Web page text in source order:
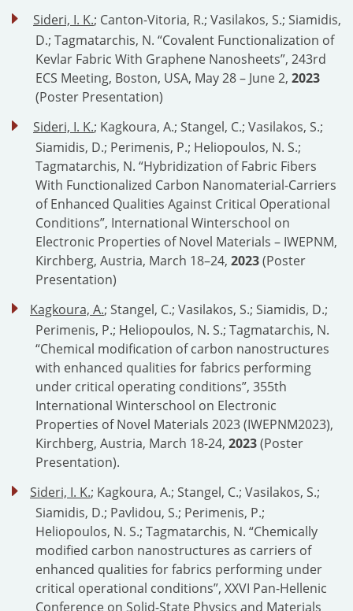
Sideri, I. K.; Canton-Vitoria, R.; Vasilakos, S.; Siamidis,
D.; Tagmatarchis, N. “Covalent Functionalization of
Kevlar Fabric With Graphene Nanosheets”, 243rd
ECS Meeting, Boston, USA, May 28 – June 2, 2023
(Poster Presentation)
Sideri, I. K.; Kagkoura, A.; Stangel, C.; Vasilakos, S.;
Siamidis, D.; Perimenis, P.; Heliopoulos, N. S.;
Tagmatarchis, N. “Hybridization of Fabric Fibers
With Functionalized Carbon Nanomaterial-Carriers
of Enhanced Qualities Against Critical Operational
Conditions”, International Winterschool on
Electronic Properties of Novel Materials – IWEPNM,
Kirchberg, Austria, March 18–24, 2023(Poster
Presentation)
Kagkoura, A.; Stangel, C.; Vasilakos, S.; Siamidis, D.;
Perimenis, P.; Heliopoulos, N. S.; Tagmatarchis, N.
“Chemical modification of carbon nanostructures
with enhanced qualities for fabrics performing
under critical operating conditions”, 355th
International Winterschool on Electronic
Properties of Novel Materials 2023 (IWEPNM2023),
Kirchberg, Austria, March 18-24, 2023(Poster
Presentation).
Sideri, I. K.; Kagkoura, A.; Stangel, C.; Vasilakos, S.;
Siamidis, D.; Pavlidou, S.; Perimenis, P.;
Heliopoulos, N. S.; Tagmatarchis, N. “Chemically
modified carbon nanostructures as carriers of
enhanced qualities for fabrics performing under
critical operational conditions”, XXVI Pan-Hellenic
Conference on Solid-State Physics and Materials